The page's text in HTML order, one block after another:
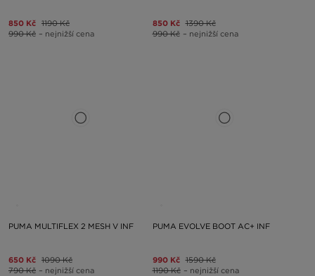
850 Kč 1190 Kč
990 Kč – nejnižší cena
850 Kč 1390 Kč
990 Kč – nejnižší cena
PUMA MULTIFLEX 2 MESH V INF
650 Kč 1090 Kč
790 Kč – nejnižší cena
PUMA EVOLVE BOOT AC+ INF
990 Kč 1590 Kč
1190 Kč – nejnižší cena